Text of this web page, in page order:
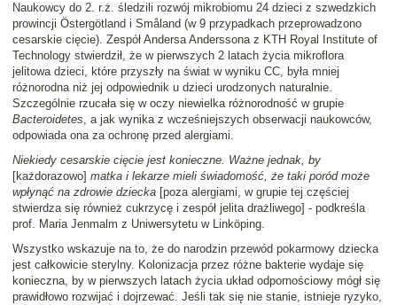
Naukowcy do 2. r.ż. śledzili rozwój mikrobiomu 24 dzieci z szwedzkich
prowincji Östergötland i Småland (w 9 przypadkach przeprowadzono
cesarskie cięcie). Zespół Andersa Anderssona z KTH Royal Institute of
Technology stwierdził, że w pierwszych 2 latach życia mikroflora
jelitowa dzieci, które przyszły na świat w wyniku CC, była mniej
różnorodna niż jej odpowiednik u dzieci urodzonych naturalnie.
Szczególnie rzucała się w oczy niewielka różnorodność w grupie
Bacteroidetes, a jak wynika z wcześniejszych obserwacji naukowców,
odpowiada ona za ochronę przed alergiami.
Niekiedy cesarskie cięcie jest konieczne. Ważne jednak, by
[każdorazowo] matka i lekarze mieli świadomość, że taki poród może
wpłynąć na zdrowie dziecka [poza alergiami, w grupie tej częściej
stwierdza się również cukrzycę i zespół jelita drażliwego] - podkreśla
prof. Maria Jenmalm z Uniwersytetu w Linköping.
Wszystko wskazuje na to, że do narodzin przewód pokarmowy dziecka
jest całkowicie sterylny. Kolonizacja przez różne bakterie wydaje się
konieczna, by w pierwszych latach życia układ odpornościowy mógł się
prawidłowo rozwijać i dojrzewać. Jeśli tak się nie stanie, istnieje ryzyko,